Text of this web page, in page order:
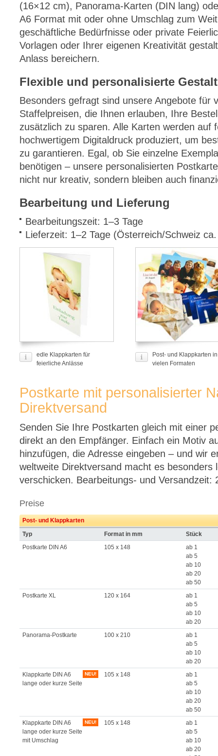
(16×12 cm), Panorama-Karten (DIN lang)
A6 Format mit oder ohne Umschlag zum
geschäftliche Bedürfnisse oder private
Vorlagen oder Ihrer eigenen Kreativität
Anlass bereichern.
Flexible und personalisierte
Besonders gefragt sind unsere Angebote für
Staffelpreisen, die Ihnen erlauben, Ihre
zusätzlich zu sparen. Alle Karten werden auf
hochwertigem Digitaldruck produziert, um
zu garantieren. Egal, ob Sie einzelne
benötigen – unsere personalisierten
nicht nur kreativ, sondern bleiben auch
Bearbeitung und Lieferung
Bearbeitungszeit: 1–3 Tage
Lieferzeit: 1–2 Tage (Österreich/Schweiz
edle Klappkarten für
feierliche Anlässe
Post- und Klappkarten in
vielen Formaten
Postkarte mit personalisierter
Direktversand
Senden Sie Ihre Postkarten gleich mit einer
direkt an den Empfänger. Einfach ein Motiv
hinzufügen, die Adresse eingeben – und wir
weltweite Direktversand macht es
verschicken. Bearbeitungs- und Versandzeit:
Preise
Post- und Klappkarten
Typ
Format in mm
Stück
Postkarte DIN A6
105 x 148
ab 1
ab 5
ab 10
ab 20
ab 50
Postkarte XL
120 x 164
ab 1
ab 5
ab 10
ab 20
Panorama-Postkarte
100 x 210
ab 1
ab 5
ab 10
ab 20
Klappkarte DIN A6
NEU!
lange oder kurze Seite
105 x 148
ab 1
ab 5
ab 10
ab 20
ab 50
Klappkarte DIN A6
NEU!
lange oder kurze Seite
mit Umschlag
105 x 148
ab 1
ab 5
ab 10
ab 20